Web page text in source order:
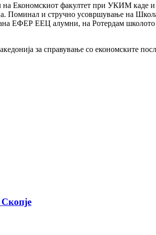
Економскиот факултет при УКИМ каде и
Поминал и стручно усовршување на
ЕФЕР ЕЕЦ алумни, на Ротердам
за справување со економските